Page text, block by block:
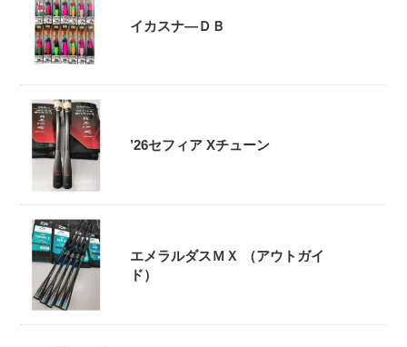
イカスナ―ＤＢ
’26セフィア Xチューン
エメラルダスＭＸ （アウトガイ
ド）